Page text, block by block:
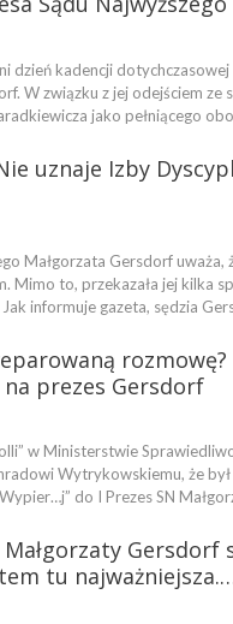
kadencji dotychczasowej
W związku z jej odejściem
jako pełniącego
uznaje Izby
Małgorzata Gersdorf uważa,
Mimo to, przekazała jej kilka
Jak informuje gazeta, sędzia
rozmowę?
prezes Gersdorf
w Ministerstwie
Wytrykowskiemu, że
do I Prezes SN
Gersdorf
tu